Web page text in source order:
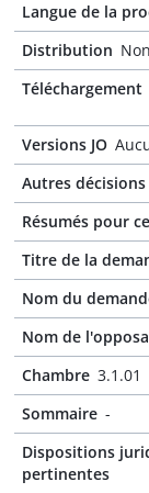
Langue de la
Distribution
Téléchargement
Versions JO
Autres
Résumés pour
Titre de la
Nom du
Nom de
Chambre 3.1.01
Sommaire -
Dispositions
pertinentes